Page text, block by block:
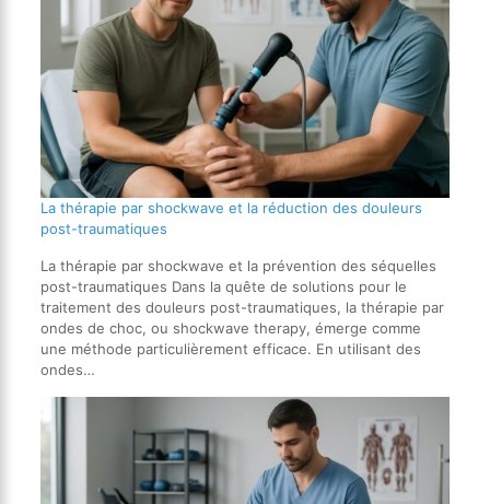
La thérapie par shockwave et la réduction des douleurs
post-traumatiques
La thérapie par shockwave et la prévention des séquelles
post-traumatiques Dans la quête de solutions pour le
traitement des douleurs post-traumatiques, la thérapie par
ondes de choc, ou shockwave therapy, émerge comme
une méthode particulièrement efficace. En utilisant des
ondes…